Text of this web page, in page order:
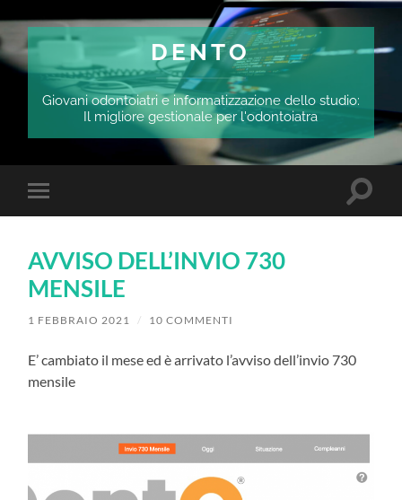
DENTO
Giovani odontoiatri e informatizzazione dello studio:
Il migliore gestionale per l'odontoiatra
Attiva/disattiva
il
dispositivi
mobili
AVVISO DELL’INVIO 730
MENSILE
1 FEBBRAIO 2021 / 10 COMMENTI
E’ cambiato il mese ed è arrivato l’avviso dell’invio 730
mensile